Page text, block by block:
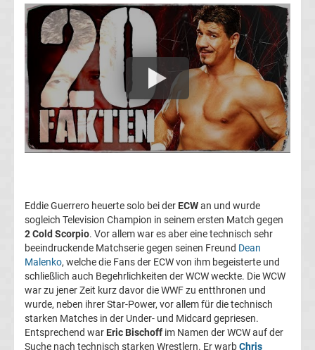
1
Rennkalender
Transfergerüchte
WWE
News
News
DAZN
Programm
&
Eddie Guerrero heuerte solo bei der ECWan und wurde
sogleich Television Champion in seinem ersten Match gegen
2 Cold Scorpio. Vor allem war es aber eine technisch sehr
beeindruckende Matchserie gegen seinen Freund Dean
Malenko, welche die Fans der ECW von ihm begeisterte und
schließlich auch Begehrlichkeiten der WCW weckte. Die WCW
war zu jener Zeit kurz davor die WWF zu entthronen und
wurde, neben ihrer Star-Power, vor allem für die technisch
starken Matches in der Under- und Midcard gepriesen.
Entsprechend war Eric Bischoff im Namen der WCW auf der
Suche nach technisch starken Wrestlern. Er warbChris